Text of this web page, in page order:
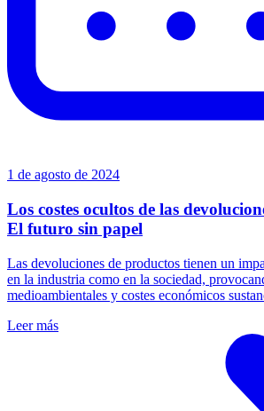
1 de agosto de 2024
Los costes ocultos de las
El futuro sin papel
Las devoluciones de productos tienen un
en la industria como en la sociedad,
medioambientales y costes económicos
Leer más